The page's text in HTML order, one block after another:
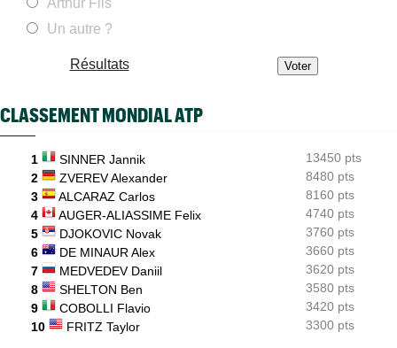
Sept victoires de rang et... un dinosaure : l'Eala-mania au
Ben Shelton a effacé une anomalie étonnante en Masters 1000
Un autre ?
Résultats
CLASSEMENT MONDIAL ATP
1 SINNER Jannik
13450 pts
2
ZVEREV Alexander
8480 pts
3
ALCARAZ Carlos
8160 pts
4
AUGER-ALIASSIME Felix
4740 pts
5
DJOKOVIC Novak
3760 pts
6
DE MINAUR Alex
3660 pts
7
MEDVEDEV Daniil
3620 pts
8
SHELTON Ben
3580 pts
9
COBOLLI Flavio
3420 pts
10
FRITZ Taylor 3300 pts